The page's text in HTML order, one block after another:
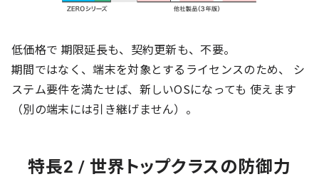
低価格で 期限延長も、契約更新も、不要。
期間ではなく、端末を対象とするライセンスのため、 シ
ステム要件を満たせば、新しいOSになっても 使えます
（別の端末には引き継げません）。
特長2 / 世界トップクラスの防御力